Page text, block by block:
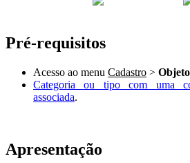
Pré-requisitos
Acesso ao menu Cadastro > Objeto
Categoria ou tipo com uma
associada.
Apresentação